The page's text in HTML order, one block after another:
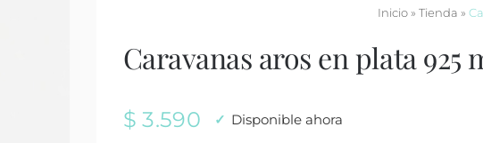
Inicio» Tienda »
Caravanas aros en plata 925
$ 3.590 Disponible ahora